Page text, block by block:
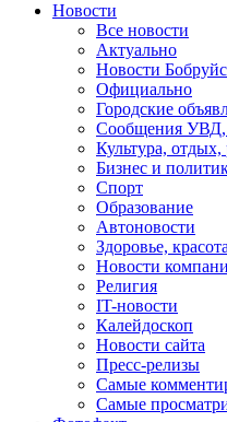
Новости
Все новости
Актуально
Новости
Официально
Городские
Сообщения
Культура, отдых,
Бизнес и
Спорт
Образование
Автоновости
Здоровье,
Новости
Религия
IT-новости
Калейдоскоп
Новости сайта
Пресс-релизы
Самые
Самые